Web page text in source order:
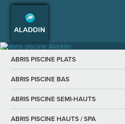
ABRIS PISCINE PLATS
ABRIS PISCINE BAS
ABRIS PISCINE SEMI-HAUTS
ABRIS PISCINE HAUTS / SPA